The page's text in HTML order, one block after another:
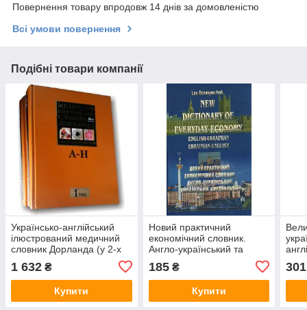
Повернення товару впродовж 14 днів за домовленістю
Всі умови повернення
Подібні товари компанії
Українсько-англійський
ілюстрований медичний
словник Дорланда (у 2-х
1 632 ₴
Купити
Новий практичний
економічний словник.
Англо-український та
185₴
Купити
301